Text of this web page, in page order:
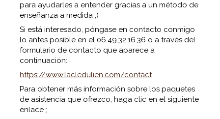
para ayudarles a entender gracias a un método de
enseñanza a medida ;)
Si está interesado, póngase en contacto conmigo
lo antes posible en el 06.49.32.16.36 o a través del
formulario de contacto que aparece a
continuación:
https://www.lacledulien.com/contact
Para obtener más información sobre los paquetes
de asistencia que ofrezco, haga clic en el siguiente
enlace :